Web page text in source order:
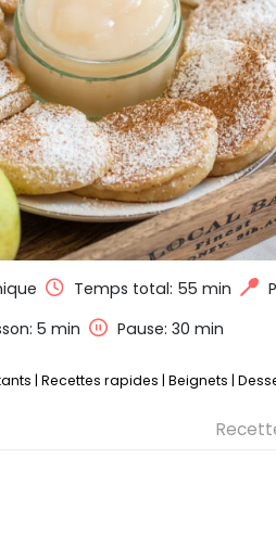
Temps total: 55 min
5 min
Pause: 30 min
| Recettes rapides | Beignets |